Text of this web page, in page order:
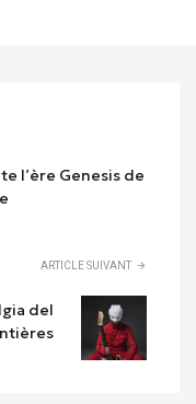
l’ère Genesis de
ARTICLE SUIVANT
del